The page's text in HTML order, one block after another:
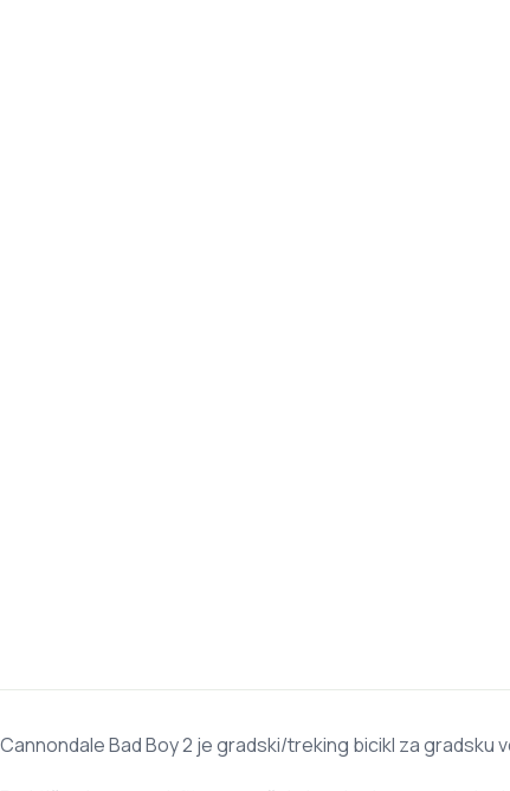
Cannondale Bad Boy 2 je gradski/treking bicikl za gradsku